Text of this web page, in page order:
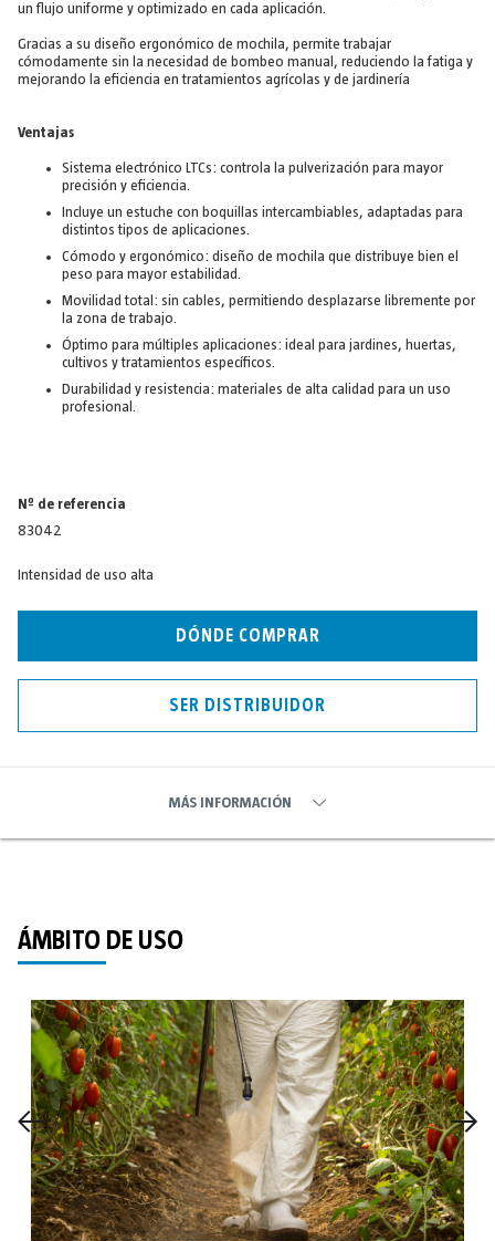
un flujo uniforme y optimizado en cada aplicación.
Gracias a su diseño ergonómico de mochila, permite trabajar
cómodamente sin la necesidad de bombeo manual, reduciendo la fatiga y
mejorando la eficiencia en tratamientos agrícolas y de jardinería
Ventajas
Sistema electrónico LTCs: controla la pulverización para mayor
precisión y eficiencia.
Incluye un estuche con boquillas intercambiables, adaptadas para
distintos tipos de aplicaciones.
Cómodo y ergonómico: diseño de mochila que distribuye bien el
peso para mayor estabilidad.
Movilidad total: sin cables, permitiendo desplazarse libremente por
la zona de trabajo.
Óptimo para múltiples aplicaciones: ideal para jardines, huertas,
cultivos y tratamientos específicos.
Durabilidad y resistencia: materiales de alta calidad para un uso
profesional.
Nº de referencia
83042
Intensidad de uso alta
DÓNDE COMPRAR
SER DISTRIBUIDOR
MÁS INFORMACIÓN
ÁMBITO DE USO